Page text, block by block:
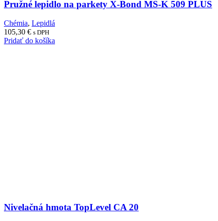
Pružné lepidlo na parkety X-Bond MS-K 509 PLUS
Chémia, Lepidlá
105,30 € s DPH
Pridať do košíka
Nivelačná hmota TopLevel CA 20